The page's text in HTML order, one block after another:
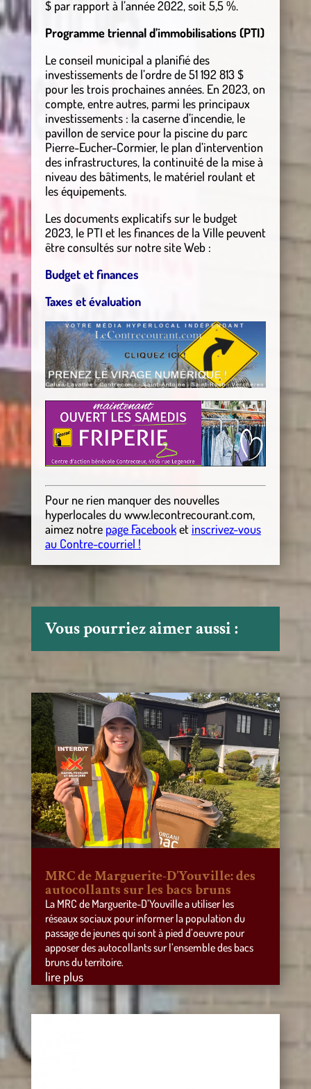
$ par rapport à l’année 2022, soit 5,5 %.
Programme triennal d’immobilisations (PTI)
Le conseil municipal a planifié des
investissements de l’ordre de 51 192 813 $
pour les trois prochaines années. En 2023, on
compte, entre autres, parmi les principaux
investissements : la caserne d’incendie, le
pavillon de service pour la piscine du parc
Pierre-Eucher-Cormier, le plan d’intervention
des infrastructures, la continuité de la mise à
niveau des bâtiments, le matériel roulant et
les équipements.
Les documents explicatifs sur le budget
2023, le PTI et les finances de la Ville peuvent
être consultés sur notre site Web :
Budget et finances
Taxes et évaluation
Pour ne rien manquer des nouvelles
hyperlocalesdu www.lecontrecourant.com,
aimez notre page Facebooket inscrivez-vous
au Contre-courriel !
Vous pourriez aimer aussi :
MRC de Marguerite-D’Youville: des
autocollants sur les bacs bruns
La MRC de Marguerite-D’Youville a utiliser les
réseaux sociaux pour informer la population du
passage de jeunes qui sont à pied d’oeuvre pour
apposer des autocollants sur l’ensemble des bacs
bruns du territoire.
lire plus